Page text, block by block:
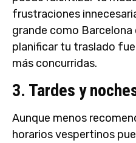
frustraciones
grande como Barcelona
planificar tu traslado
más concurridas.
3. Tardes y
Aunque menos
horarios vespertinos